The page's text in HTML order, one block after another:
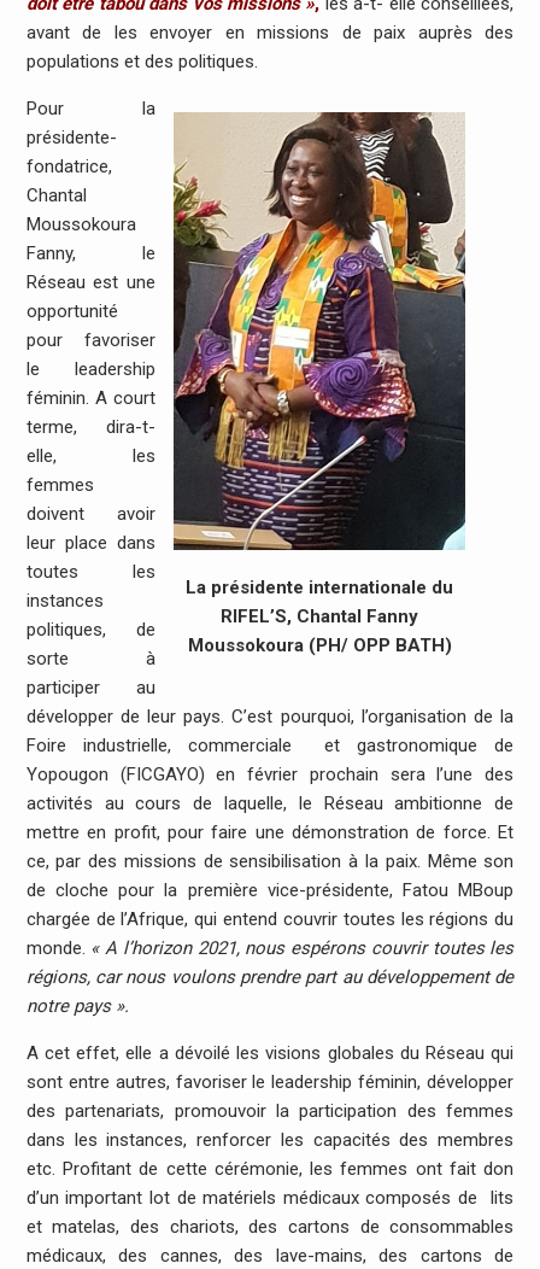
avant de les envoyer en missions de paix auprès des
populations et des politiques.
La présidente internationale du
RIFEL’S, Chantal Fanny
Moussokoura (PH/ OPP BATH)
Pour la
présidente-
fondatrice,
Chantal
Moussokoura
Fanny, le
Réseau est une
opportunité
pour favoriser
le leadership
féminin. A court
terme, dira-t-
elle, les
femmes
doivent avoir
leur place dans
toutes les
instances
politiques, de
sorte à
participer au
développer de leur pays. C’est pourquoi, l’organisation de la
Foire industrielle, commerciale et gastronomique de
Yopougon (FICGAYO) en février prochain sera l’une des
activités au cours de laquelle, le Réseau ambitionne de
mettre en profit, pour faire une démonstration de force. Et
ce, par des missions de sensibilisation à la paix. Même son
de cloche pour la première vice-présidente, Fatou MBoup
chargée de l’Afrique, qui entend couvrir toutes les régions du
monde. « A l’horizon 2021, nous espérons couvrir toutes les
régions, car nous voulons prendre part au développement de
notre pays ».
A cet effet, elle a dévoilé les visions globales du Réseau qui
sont entre autres, favoriser le leadership féminin, développer
des partenariats, promouvoir la participation des femmes
dans les instances, renforcer les capacités des membres
etc. Profitant de cette cérémonie, les femmes ont fait don
d’un important lot de matériels médicaux composés de lits
et matelas, des chariots, des cartons de consommables
médicaux, des cannes, des lave-mains, des cartons de